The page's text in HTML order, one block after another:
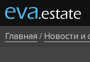
Главная / Новости и